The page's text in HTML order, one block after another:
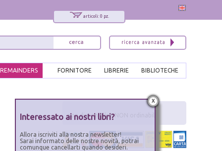
articoli: 0 pz.
BIBLIOTECHE
LIBRERIE
FORNITORE
REMAINDERS
non disponibile - NON ordinabile
x
Interessato ai nostri libri?
Allora iscriviti alla nostra newsletter!
Sarai informato delle nostre novità, potrai
comunque cancellarti quando desideri.